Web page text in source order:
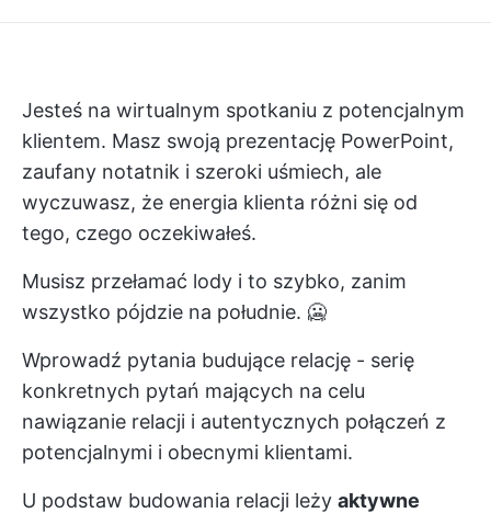
Jesteś na wirtualnym spotkaniu z potencjalnym
klientem. Masz swoją prezentację PowerPoint,
zaufany notatnik i szeroki uśmiech, ale
wyczuwasz, że energia klienta różni się od
tego, czego oczekiwałeś.
Musisz przełamać lody i to szybko, zanim
wszystko pójdzie na południe. 🥶
Wprowadź pytania budujące relację - serię
konkretnych pytań mających na celu
nawiązanie relacji i autentycznych połączeń z
potencjalnymi i obecnymi klientami.
U podstaw budowania relacji leży aktywne